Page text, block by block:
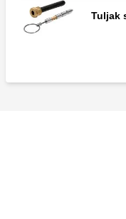
Tuljak